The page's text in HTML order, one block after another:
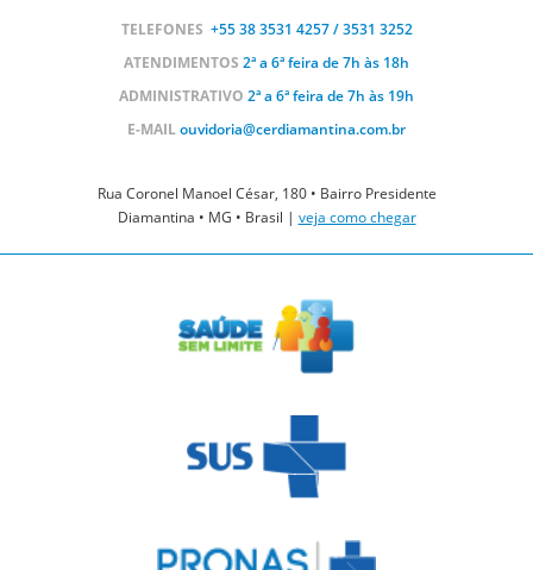
TELEFONES +55 383531 4257 / 3531 3252
ATENDIMENTOS 2ª a 6ª feira de 7h às 18h
ADMINISTRATIVO 2ª a 6ª feira de 7h às 19h
E-MAILouvidoria@cerdiamantina.com.br
Rua Coronel Manoel César, 180 • Bairro Presidente
Diamantina • MG • Brasil | veja como chegar